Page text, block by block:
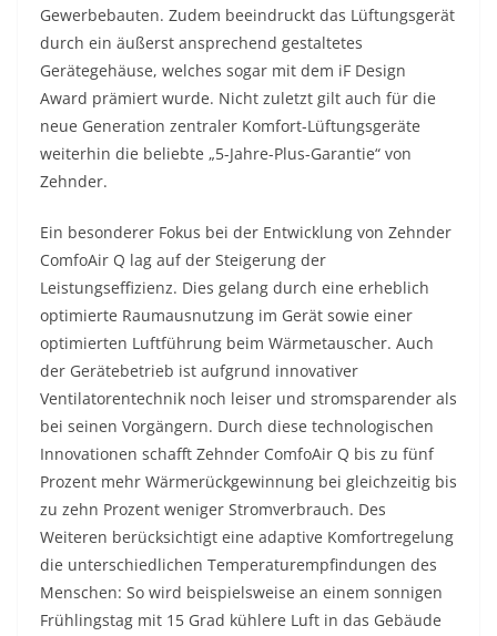
Gewerbebauten. Zudem beeindruckt das Lüftungsgerät
durch ein äußerst ansprechend gestaltetes
Gerätegehäuse, welches sogar mit dem iF Design
Award prämiert wurde. Nicht zuletzt gilt auch für die
neue Generation zentraler Komfort-Lüftungsgeräte
weiterhin die beliebte „5-Jahre-Plus-Garantie“ von
Zehnder.
Ein besonderer Fokus bei der Entwicklung von Zehnder
ComfoAir Q lag auf der Steigerung der
Leistungseffizienz. Dies gelang durch eine erheblich
optimierte Raumausnutzung im Gerät sowie einer
optimierten Luftführung beim Wärmetauscher. Auch
der Gerätebetrieb ist aufgrund innovativer
Ventilatorentechnik noch leiser und stromsparender als
bei seinen Vorgängern. Durch diese technologischen
Innovationen schafft Zehnder ComfoAir Q bis zu fünf
Prozent mehr Wärmerückgewinnung bei gleichzeitig bis
zu zehn Prozent weniger Stromverbrauch. Des
Weiteren berücksichtigt eine adaptive Komfortregelung
die unterschiedlichen Temperaturempfindungen des
Menschen: So wird beispielsweise an einem sonnigen
Frühlingstag mit 15 Grad kühlere Luft in das Gebäude